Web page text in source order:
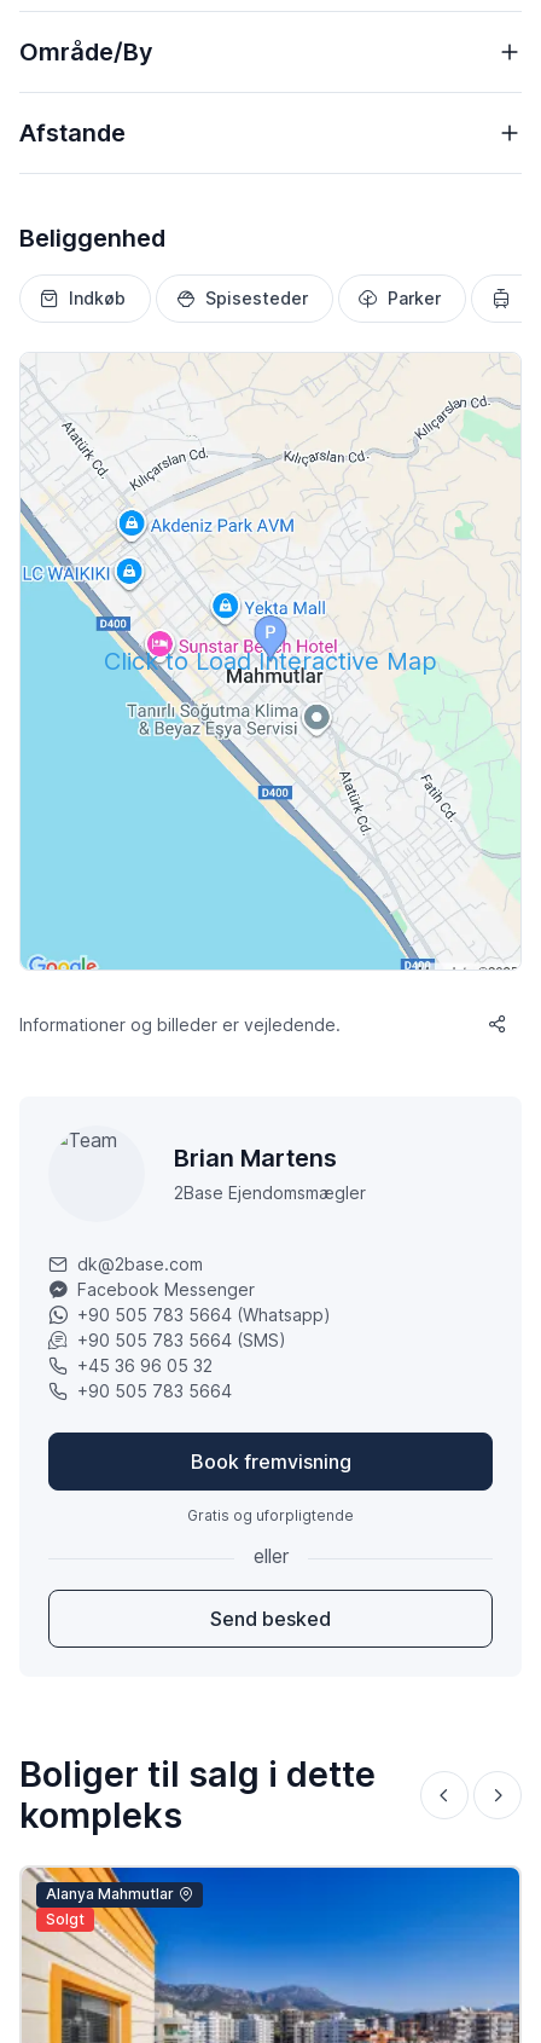
Område/By
Afstande
Beliggenhed
Indkøb Spisesteder Parker
Click to Load Interactive Map
Informationer og billeder er vejledende.
Brian Martens
2Base Ejendomsmægler
dk@2base.com
Facebook Messenger
+90 505 783 5664 (Whatsapp)
+90 505 783 5664 (SMS)
+45 36 96 05 32
+90 505 783 5664
Book fremvisning
Gratis og uforpligtende
eller
Send besked
Boliger til salg i dette
kompleks
Alanya Mahmutlar
Solgt